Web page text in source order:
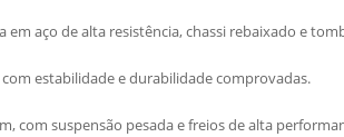
em aço de alta resistência, chassi rebaixado e
com estabilidade e durabilidade comprovadas.
com suspensão pesada e freios de alta